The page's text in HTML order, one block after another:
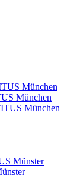
München
München
München
Münster